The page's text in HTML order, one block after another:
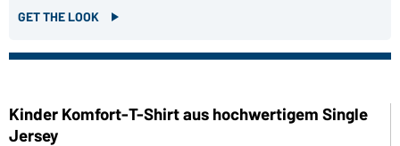
GET THE LOOK
Kinder Komfort-T-Shirt aus hochwertigem Single
Jersey